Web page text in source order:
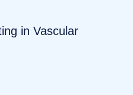
in Vascular